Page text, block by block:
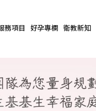
務項目 好孕專欄 衛教新知